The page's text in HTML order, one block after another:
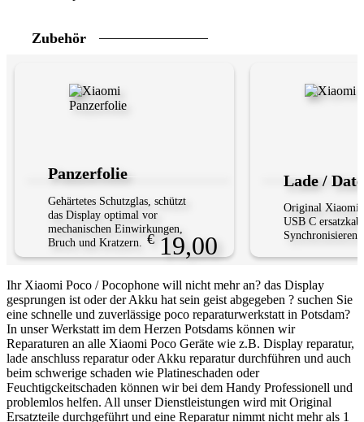
Zubehör
Panzerfolie
Gehärtetes Schutzglas, schützt
das Display optimal vor
mechanischen Einwirkungen,
Bruch und Kratzern.
19,00
Lade /
Original Xiaomi
USB C
Synchronisieren
Ihr Xiaomi Poco / Pocophone will nicht mehr an? das Display
gesprungen ist oder der Akku hat sein geist abgegeben ? suchen Sie
eine schnelle und zuverlässige poco reparaturwerkstatt in Potsdam?
In unser Werkstatt im dem Herzen Potsdams können wir
Reparaturen an alle Xiaomi Poco Geräte wie z.B. Display reparatur,
lade anschluss reparatur oder Akku reparatur durchführen und auch
beim schwerige schaden wie Platineschaden oder
Feuchtigckeitschaden können wir bei dem Handy Professionell und
problemlos helfen. All unser Dienstleistungen wird mit Original
Ersatzteile durchgeführt und eine Reparatur nimmt nicht mehr als 1